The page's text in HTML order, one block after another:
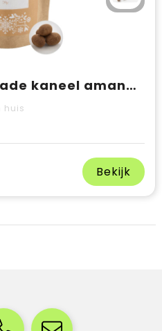
Cinnanut - chocolade kaneel amandelen, 70g
huis
Bekijk